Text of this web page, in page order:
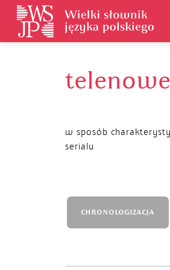
w sposób
serialu
CHRONOLOGIZACJA